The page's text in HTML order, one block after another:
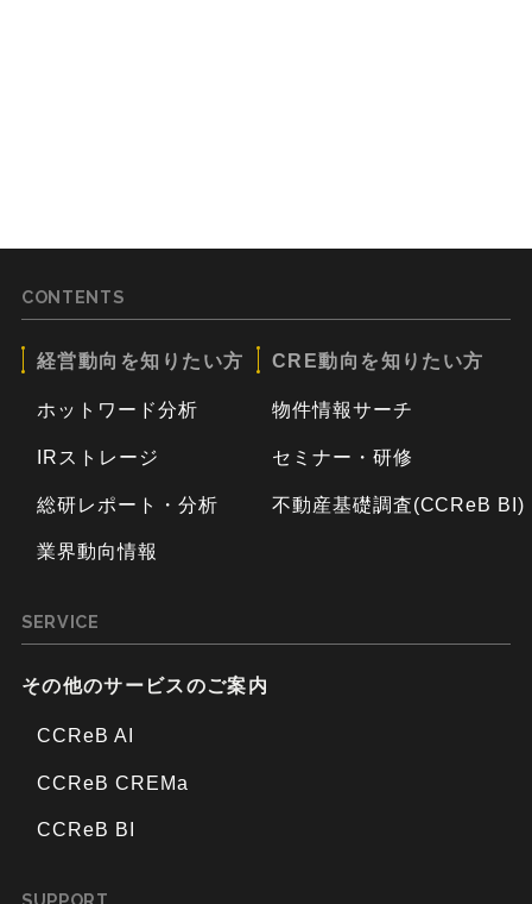
CONTENTS
経営動向を知りたい方
ホットワード分析
IRストレージ
総研レポート・分析
業界動向情報
CRE動向を知りたい方
物件情報サーチ
セミナー・研修
不動産基礎調査(CCReB BI)
SERVICE
その他のサービスのご案内
CCReB AI
CCReB CREMa
CCReB BI